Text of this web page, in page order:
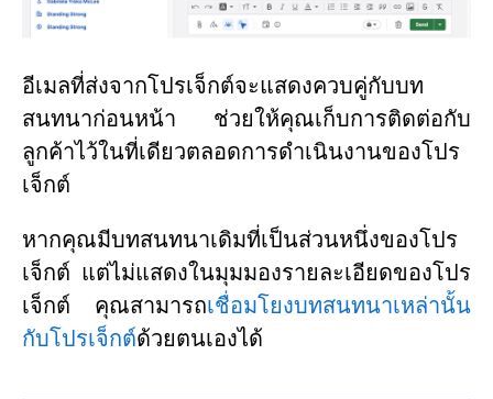
อีเมลที่ส่งจากโปรเจ็กต์จะแสดงควบคู่กับบท
สนทนาก่อนหน้า ช่วยให้คุณเก็บการติดต่อกับ
ลูกค้าไว้ในที่เดียวตลอดการดำเนินงานของโปร
เจ็กต์
หากคุณมีบทสนทนาเดิมที่เป็นส่วนหนึ่งของโปร
เจ็กต์ แต่ไม่แสดงในมุมมองรายละเอียดของโปร
เจ็กต์ คุณสามารถเชื่อมโยงบทสนทนาเหล่านั้น
กับโปรเจ็กต์ด้วยตนเองได้